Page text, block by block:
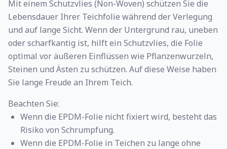
Mit einem Schutzvlies (Non-Woven) schützen Sie die
Lebensdauer Ihrer Teichfolie während der Verlegung
und auf lange Sicht. Wenn der Untergrund rau, uneben
oder scharfkantig ist, hilft ein Schutzvlies, die Folie
optimal vor äußeren Einflüssen wie Pflanzenwurzeln,
Steinen und Ästen zu schützen. Auf diese Weise haben
Sie lange Freude an Ihrem Teich.
Beachten Sie:
Wenn die EPDM-Folie nicht fixiert wird, besteht das
Risiko von Schrumpfung.
Wenn die EPDM-Folie in Teichen zu lange ohne
Gefunden:
schließen